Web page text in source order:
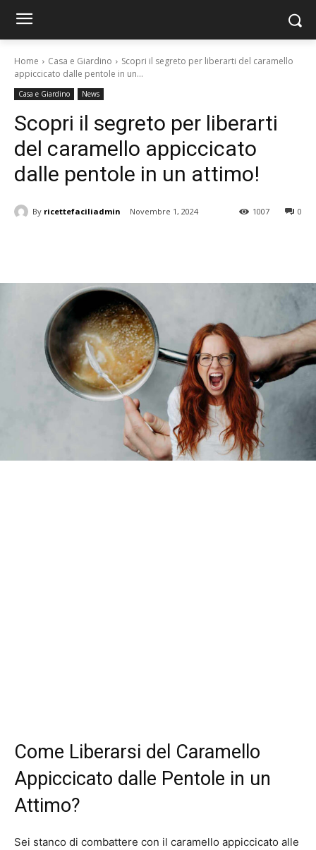
Home Casa e Giardino
Scopri il segreto per liberarti del caramello
appiccicato dalle pentole in un...
Casa e Giardino News
Scopri il segreto per liberarti
del caramello appiccicato
dalle pentole in un attimo!
By ricettefaciliadmin Novembre 1, 2024 0
1007
Come Liberarsi del Caramello
Appiccicato dalle Pentole in un
Attimo?
Sei stanco di combattere con il caramello appiccicato alle